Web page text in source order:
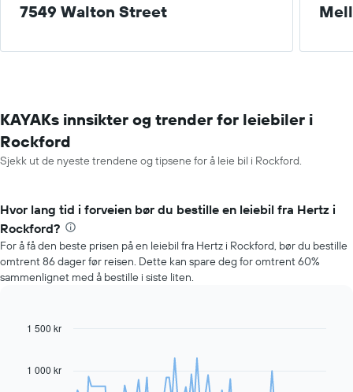
7549 Walton Street
KAYAKs innsikter og trender for leiebiler i
Rockford
Sjekk ut de nyeste trendene og tipsene for å leie bil i Rockford.
Hvor lang tid i forveien bør du bestille en leiebil fra Hertz i
Rockford?
For å få den beste prisen på en leiebil fra Hertz i Rockford, bør du bestille
omtrent 86 dager før reisen. Dette kan spare deg for omtrent 60%
sammenlignet med å bestille i siste liten.
Line
91
data
Chart
1 000 kr
1 500 kr